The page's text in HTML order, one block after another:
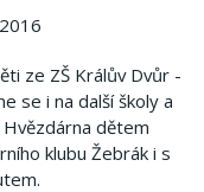
ze ZŠ Králův Dvůr -
se i na další školy a
dětem
klubu Žebrák i s